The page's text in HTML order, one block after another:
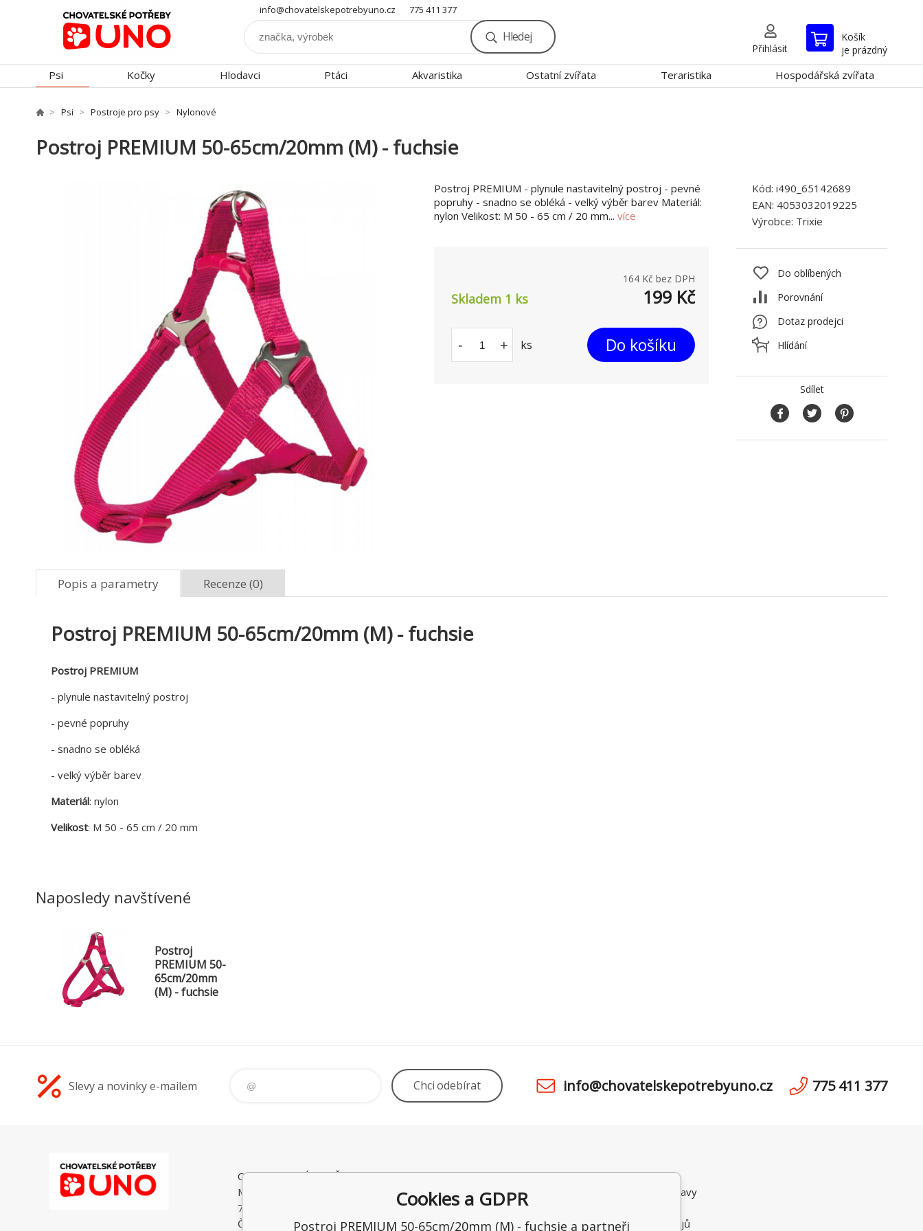
info@chovatelskepotrebyuno.cz 775 411 377
Hledej
Přihlásit
Košík
je prázdný
Psi Kočky Hlodavci Ptáci Akvaristika Ostatní zvířata Teraristika Hospodářská zvířata
Psi Postroje pro psy Nylonové
Postroj PREMIUM 50-65cm/20mm (M) - fuchsie
Postroj PREMIUM - plynule nastavitelný postroj - pevné
popruhy - snadno se obléká - velký výběr barev Materiál:
nylon Velikost: M 50 - 65 cm / 20 mm... více
164 Kč bez DPH
Skladem 1 ks 199 Kč
- + ks Do košíku
Kód: i490_65142689
EAN: 4053032019225
Výrobce: Trixie
Do oblíbených
Porovnání
Dotaz prodejci
Hlídání
Sdílet
Popis a parametry Recenze (0)
Postroj PREMIUM 50-65cm/20mm (M) - fuchsie
Postroj PREMIUM
- plynule nastavitelný postroj
- pevné popruhy
- snadno se obléká
- velký výběr barev
Materiál: nylon
Velikost: M 50 - 65 cm / 20 mm
Naposledy navštívené
Postroj
PREMIUM 50-
65cm/20mm
(M) - fuchsie
Slevy a novinky e-mailem Chciodebírat info@chovatelskepotrebyuno.cz 775 411 377
CHOVATELSKÉ POTŘEBY UNO
Malé Heraltice 28
74775 Velké Heraltice
Česká Republika
Odstoupení od smlouvy
Kamenná prodejna
Reklamace
Recenze
Obchodní podmínky
Ceny a možnosti dopravy
Ochrana osobních údajů
Cookies a GDPR
Postroj PREMIUM 50-65cm/20mm (M) - fuchsie a partneři